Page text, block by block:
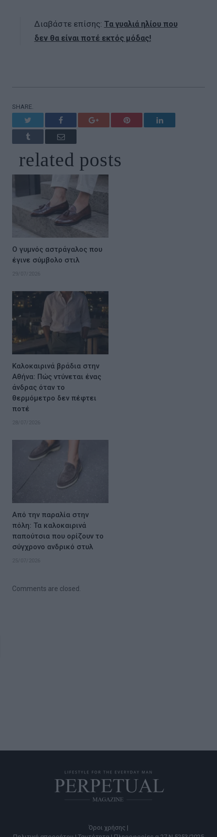
Διαβάστε επίσης: Τα γυαλιά ηλίου που
δεν θα είναι ποτέ εκτός μόδας!
SHARE.
Facebook Google+ Pinterest LinkedIn
Tumblr Email
related posts
Ο γυμνός αστράγαλος που
έγινε σύμβολο στιλ
29/07/2026
Καλοκαιρινά βράδια στην
Αθήνα: Πώς ντύνεται ένας
άνδρας όταν το
θερμόμετρο δεν πέφτει
ποτέ
28/07/2026
Από την παραλία στην
πόλη: Τα καλοκαιρινά
παπούτσια που ορίζουν το
σύγχρονο ανδρικό στυλ
25/07/2026
Comments are closed.
Όροι χρήσης |